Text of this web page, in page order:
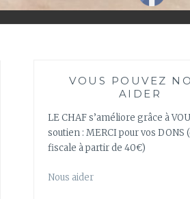
VOUS POUVEZ
AIDER
LE CHAF s’améliore grâce à
soutien : MERCI pour vos DONS
fiscale à partir de 40€)
Nous aider